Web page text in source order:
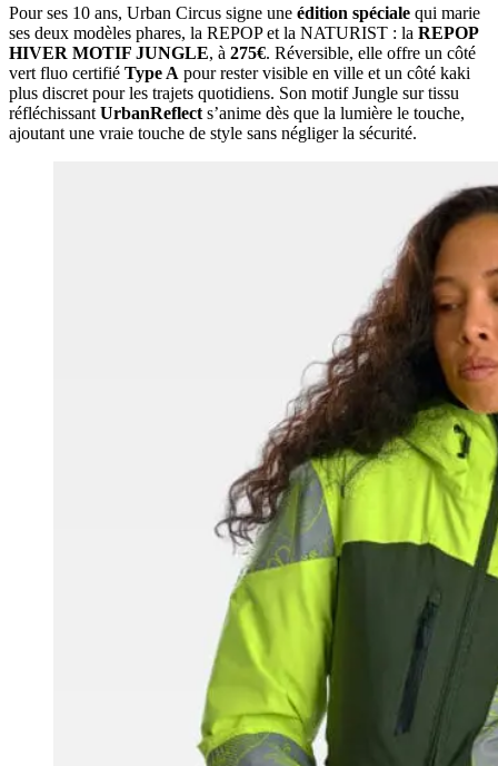
Pour ses 10 ans, Urban Circus signe une édition spéciale qui marie
ses deux modèles phares, la REPOP et la NATURIST : la REPOP
HIVER MOTIF JUNGLE, à 275€. Réversible, elle offre un côté
vert fluo certifié Type A pour rester visible en ville et un côté kaki
plus discret pour les trajets quotidiens. Son motif Jungle sur tissu
réfléchissant UrbanReflect s’anime dès que la lumière le touche,
ajoutant une vraie touche de style sans négliger la sécurité.